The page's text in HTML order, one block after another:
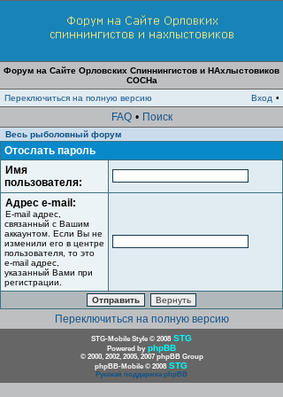
Форум на Сайте Орловских Спиннингистов и НАхлыстовиков
СОСНа
Переключиться на полную версию
Вход •
FAQ • Поиск
Весь рыболовный форум
Отослать пароль
Имя
пользователя:
Адрес e-mail:
E-mail адрес,
связанный с Вашим
аккаунтом. Если Вы не
изменили его в центре
пользователя, то это
e-mail адрес,
указанный Вами при
регистрации.
Переключиться на полную версию
STG-Mobile Style © 2008 STG
Powered by phpBB
© 2000, 2002, 2005, 2007 phpBB Group
phpBB-Mobile © 2008 STG
Русская поддержка phpBB